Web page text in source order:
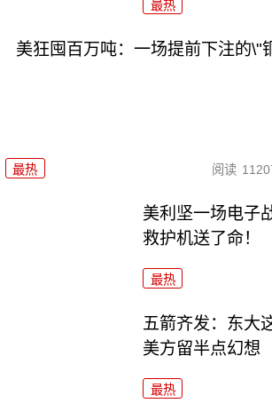
最热
美狂囤百万吨：一场提前下注的\"
最热 阅读
美利坚一场电子
救护机送了命！
最热
五箭齐发：东大
美方留半点幻想
最热